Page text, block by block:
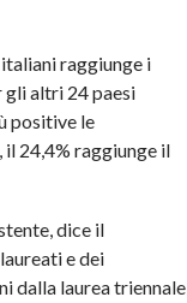
raggiunge i
gli altri 24 paesi
positive le
24,4% raggiunge il
dice il
e dei
dalla laurea triennale